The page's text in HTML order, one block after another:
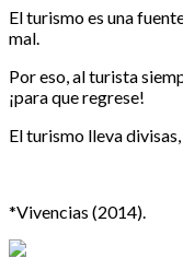
El turismo es una
mal.
Por eso, al turista
¡para que regrese!
El turismo lleva
*Vivencias (2014).